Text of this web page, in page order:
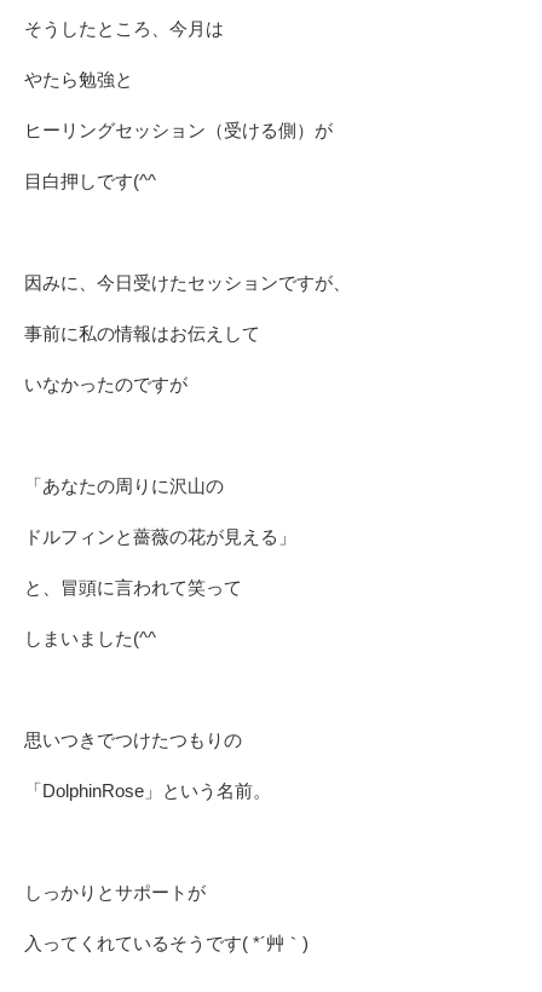
そうしたところ、今月は
やたら勉強と
ヒーリングセッション（受ける側）が
目白押しです(^^ゞ
因みに、今日受けたセッションですが、
事前に私の情報はお伝えして
いなかったのですが
「あなたの周りに沢山の
ドルフィンと薔薇の花が見える」
と、冒頭に言われて笑って
しまいました(^^ゞ
思いつきでつけたつもりの
「DolphinRose」という名前。
しっかりとサポートが
入ってくれているそうです( *´艸｀)